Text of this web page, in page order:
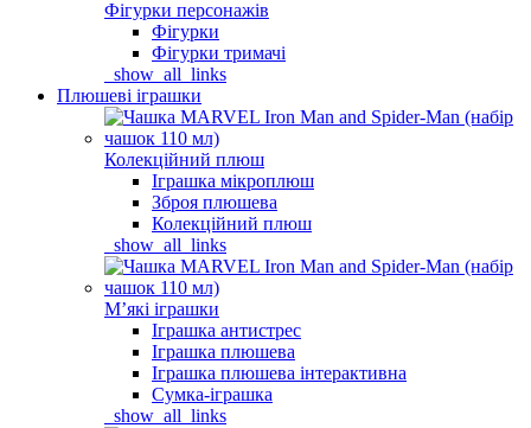
Фігурки персонажів
Фігурки
Фігурки тримачі
_show_all_links
Плюшеві іграшки
Колекційний плюш
Іграшка мікроплюш
Зброя плюшева
Колекційний плюш
_show_all_links
Мʼякі іграшки
Іграшка антистрес
Іграшка плюшева
Іграшка плюшева інтерактивна
Сумка-іграшка
_show_all_links